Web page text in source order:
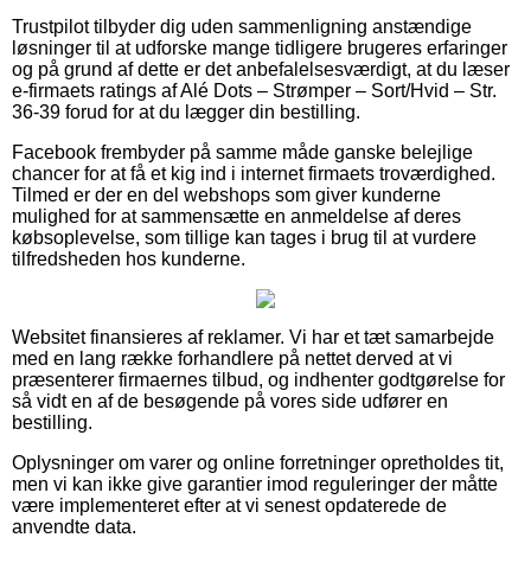
Trustpilot tilbyder dig uden sammenligning anstændige
løsninger til at udforske mange tidligere brugeres erfaringer
og på grund af dette er det anbefalelsesværdigt, at du læser
e-firmaets ratings af Alé Dots – Strømper – Sort/Hvid – Str.
36-39 forud for at du lægger din bestilling.
Facebook frembyder på samme måde ganske belejlige
chancer for at få et kig ind i internet firmaets troværdighed.
Tilmed er der en del webshops som giver kunderne
mulighed for at sammensætte en anmeldelse af deres
købsoplevelse, som tillige kan tages i brug til at vurdere
tilfredsheden hos kunderne.
Websitet finansieres af reklamer. Vi har et tæt samarbejde
med en lang række forhandlere på nettet derved at vi
præsenterer firmaernes tilbud, og indhenter godtgørelse for
så vidt en af de besøgende på vores side udfører en
bestilling.
Oplysninger om varer og online forretninger opretholdes tit,
men vi kan ikke give garantier imod reguleringer der måtte
være implementeret efter at vi senest opdaterede de
anvendte data.